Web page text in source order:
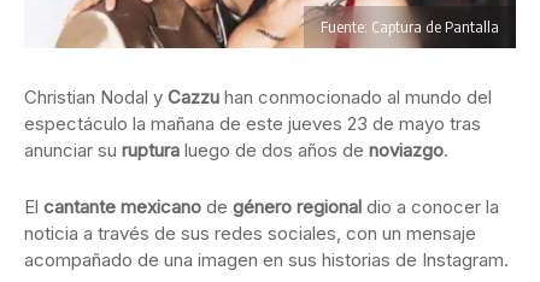
Fuente: Captura de Pantalla
Christian Nodal y Cazzu han conmocionado al mundo del
espectáculo la mañana de este jueves 23 de mayo tras
anunciar su ruptura luego de dos años de noviazgo.
El cantante mexicano de género regional dio a conocer la
noticia a través de sus redes sociales, con un mensaje
acompañado de una imagen en sus historias de Instagram.